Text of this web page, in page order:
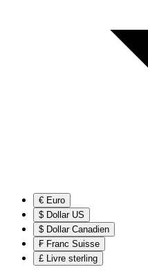
€ Euro
$ Dollar US
$ Dollar Canadien
₣ Franc Suisse
£ Livre sterling